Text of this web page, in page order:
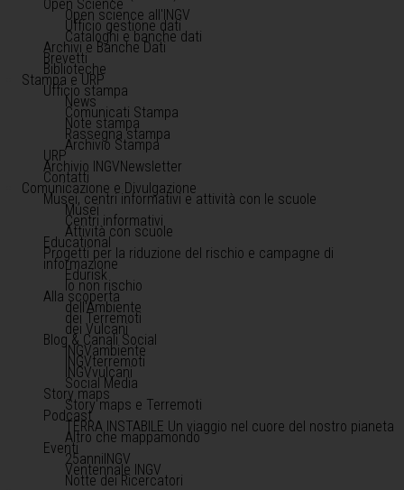
Open Science
Open science all'INGV
Ufficio gestione dati
Cataloghi e banche dati
Archivi e Banche Dati
Brevetti
Biblioteche
Stampa e URP
Ufficio stampa
News
Comunicati Stampa
Note stampa
Rassegna stampa
Archivio Stampa
URP
Archivio INGVNewsletter
Contatti
Comunicazione e Divulgazione
Musei, centri informativi e attività con le scuole
Musei
Centri informativi
Attività con scuole
Educational
Progetti per la riduzione del rischio e campagne di
informazione
Edurisk
Io non rischio
Alla scoperta
dell'Ambiente
dei Terremoti
dei Vulcani
Blog & Canali Social
INGVambiente
INGVterremoti
INGVvulcani
Social Media
Story maps
Story maps e Terremoti
Podcast
TERRA INSTABILE Un viaggio nel cuore del nostro pianeta
Altro che mappamondo
Eventi
25anniINGV
Ventennale INGV
Notte dei Ricercatori